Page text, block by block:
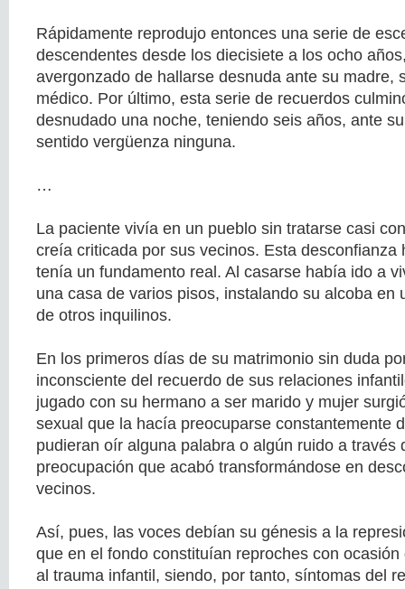
Rápidamente reprodujo entonces una serie de
descendentes desde los diecisiete a los ocho
avergonzado de hallarse desnuda ante su madre,
médico. Por último, esta serie de recuerdos
desnudado una noche, teniendo seis años, ante
sentido vergüenza ninguna.
…
La paciente vivía en un pueblo sin tratarse casi
creía criticada por sus vecinos. Esta desconfianza
tenía un fundamento real. Al casarse había ido a
una casa de varios pisos, instalando su alcoba en
de otros inquilinos.
En los primeros días de su matrimonio sin duda
inconsciente del recuerdo de sus relaciones
jugado con su hermano a ser marido y mujer
sexual que la hacía preocuparse constantemente
pudieran oír alguna palabra o algún ruido a través
preocupación que acabó transformándose en
vecinos.
Así, pues, las voces debían su génesis a la
que en el fondo constituían reproches con
al trauma infantil, siendo, por tanto, síntomas del